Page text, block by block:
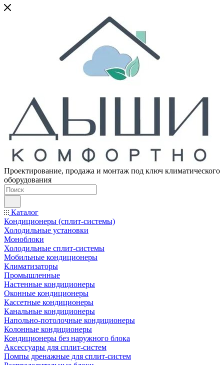
Проектирование, продажа и монтаж под ключ климатического
оборудования
Каталог
Кондиционеры (сплит-системы)
Холодильные установки
Моноблоки
Холодильные сплит-системы
Мобильные кондиционеры
Климатизаторы
Промышленные
Настенные кондиционеры
Оконные кондиционеры
Кассетные кондиционеры
Канальные кондиционеры
Напольно-потолочные кондиционеры
Колонные кондиционеры
Кондиционеры без наружного блока
Аксессуары для сплит-систем
Помпы дренажные для сплит-систем